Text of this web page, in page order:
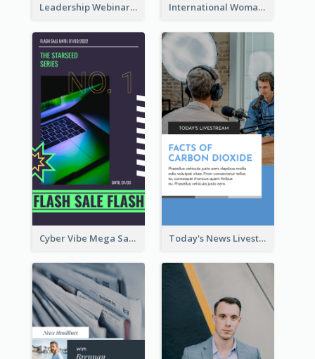
Leadership Webinar Instagram Story Design International Woman's Day Instagram Story Design
Cyber Vibe Mega Sale Instagram Stories Design Today's News Livestream Instagram Story